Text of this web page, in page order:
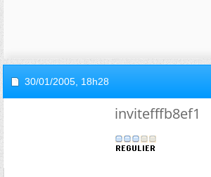
30/01/2005, 18h28
invitefffb8ef1